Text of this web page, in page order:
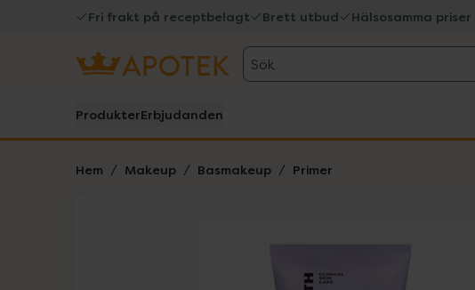
Fri frakt på receptbelagt Brett utbud Hälsosamma priser
Sök
ProdukterErbjudanden
Hem Makeup Basmakeup Primer